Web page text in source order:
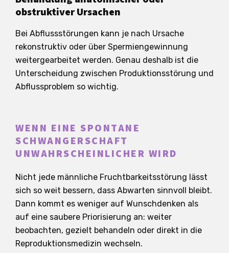
obstruktiver Ursachen
Bei Abflussstörungen kann je nach Ursache
rekonstruktiv oder über Spermiengewinnung
weitergearbeitet werden. Genau deshalb ist die
Unterscheidung zwischen Produktionsstörung und
Abflussproblem so wichtig.
WENN EINE SPONTANE
SCHWANGERSCHAFT
UNWAHRSCHEINLICHER WIRD
Nicht jede männliche Fruchtbarkeitsstörung lässt
sich so weit bessern, dass Abwarten sinnvoll bleibt.
Dann kommt es weniger auf Wunschdenken als
auf eine saubere Priorisierung an: weiter
beobachten, gezielt behandeln oder direkt in die
Reproduktionsmedizin wechseln.